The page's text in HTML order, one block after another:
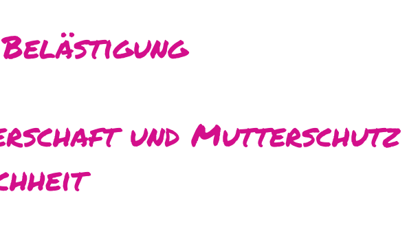
und Mut­ter­schutz